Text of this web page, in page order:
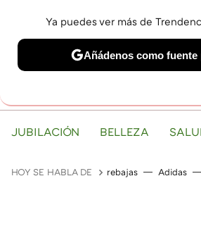
JUBILACIÓN BELLEZA
HOY SE HABLA DE rebajas Adidas
Ya puedes ver más de
Añádenos como fuente